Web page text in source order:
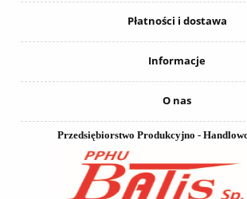
Płatności i dostawa
Informacje
O nas
Przedsiębiorstwo Produkcyjno -